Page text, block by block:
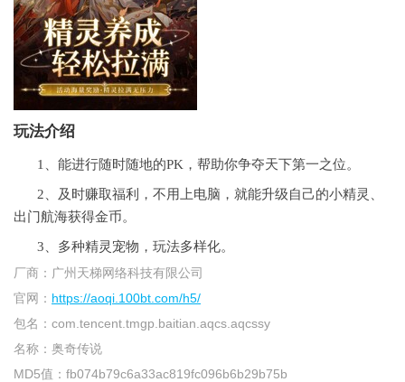
玩法介绍
1、能进行随时随地的PK，帮助你争夺天下第一之位。
2、及时赚取福利，不用上电脑，就能升级自己的小精灵、
出门航海获得金币。
3、多种精灵宠物，玩法多样化。
厂商： 广州天梯网络科技有限公司
官网： https://aoqi.100bt.com/h5/
包名： com.tencent.tmgp.baitian.aqcs.aqcssy
名称： 奥奇传说
MD5值： fb074b79c6a33ac819fc096b6b29b75b